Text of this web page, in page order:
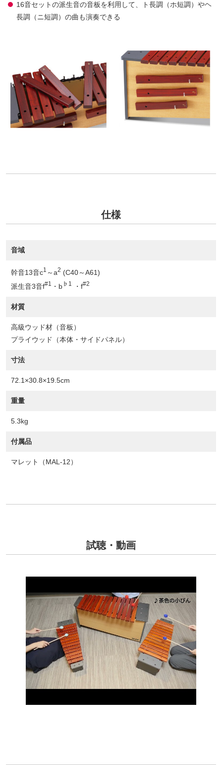
16音セットの派生音の音板を利用して、ト長調（ホ短調）やヘ
長調（ニ短調）の曲も演奏できる
仕様
音域
幹音13音c1 ～a2 (C40～A61)
派生音3音f#1 ・b ♭1 ・f#2
材質
高級ウッド材（音板）
プライウッド（本体・サイドパネル）
寸法
72.1×30.8×19.5cm
重量
5.3kg
付属品
マレット（MAL-12）
試聴・動画